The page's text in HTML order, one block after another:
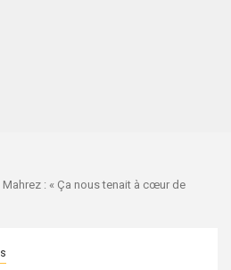
: « Ça nous tenait à cœur de